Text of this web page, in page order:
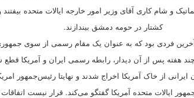
و شام کاری آقای وزیر امور خارجه ایالات متحده
کشتار در حومه دمشق بیندازند.
آخرین فردی بود که به عنوان یک مقام رسمی از سوی
چند هفته پس از آن دیدار، رابطه رسمی ایران و آمریکا
از خاک آمریکا اخراج شدند و نهایتا رئیس‌جمهور